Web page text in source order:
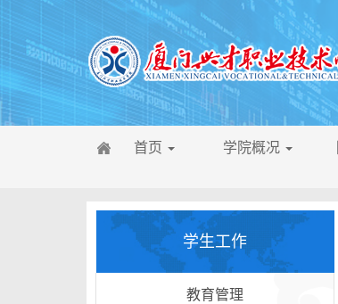
首页 学院概况
学生工作
教育管理